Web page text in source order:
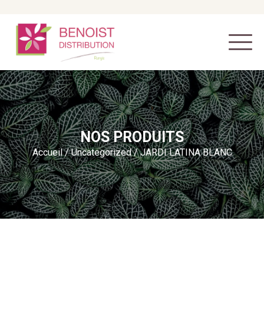
NOS PRODUITS
Accueil/Uncategorized/ JARDI LATINA BLANC